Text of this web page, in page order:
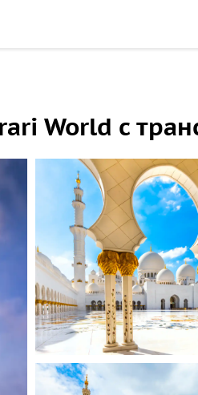
World с